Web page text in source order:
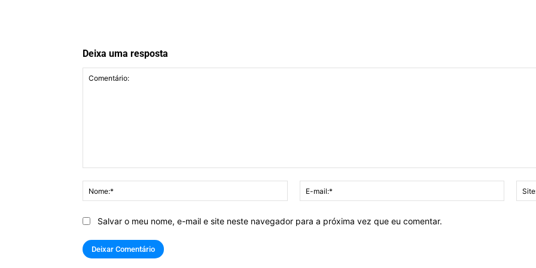
Deixa uma resposta
Nome:*
mail:*
Salvar o meu nome, e-mail e site neste navegador para a próxima vez que eu comentar.